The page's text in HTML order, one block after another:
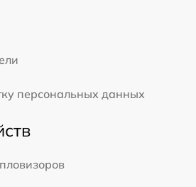
персональных данных